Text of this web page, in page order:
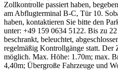
Zollkontrolle passiert haben,
am Abflugterminal B-C, Tür 10.
haben, kontaktieren Sie bitte den
unter: +49 159 0634 5122. Bis zu
beschrankt, beleuchtet,
regelmäßig Kontrollgänge statt. Der
möglich. Max. Höhe: 1.70m; max.
4,40m; Übergroße Fahrzeuge und